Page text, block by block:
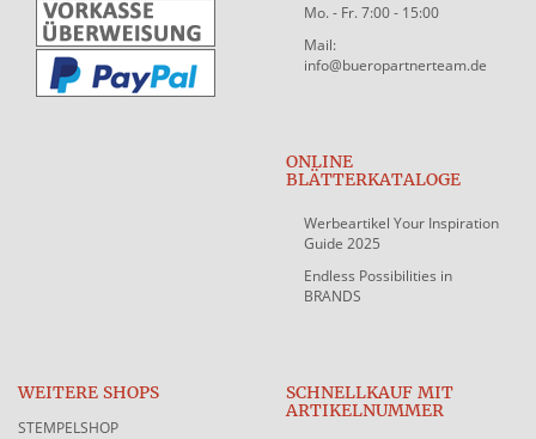
Mo. - Fr. 7:00 - 15:00
Mail:
info@bueropartnerteam.de
ONLINE
BLÄTTERKATALOGE
Werbeartikel Your Inspiration
Guide 2025
Endless Possibilities in
BRANDS
WEITERE SHOPS
STEMPELSHOP
SCHNELLKAUF MIT
ARTIKELNUMMER